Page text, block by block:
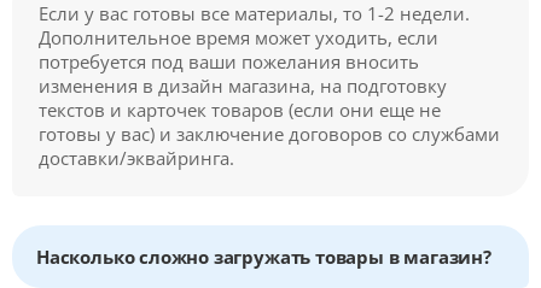
Если у вас готовы все материалы, то 1-2 недели.
Дополнительное время может уходить, если
потребуется под ваши пожелания вносить
изменения в дизайн магазина, на подготовку
текстов и карточек товаров (если они еще не
готовы у вас) и заключение договоров со службами
доставки/эквайринга.
Насколько сложно загружать товары в магазин?